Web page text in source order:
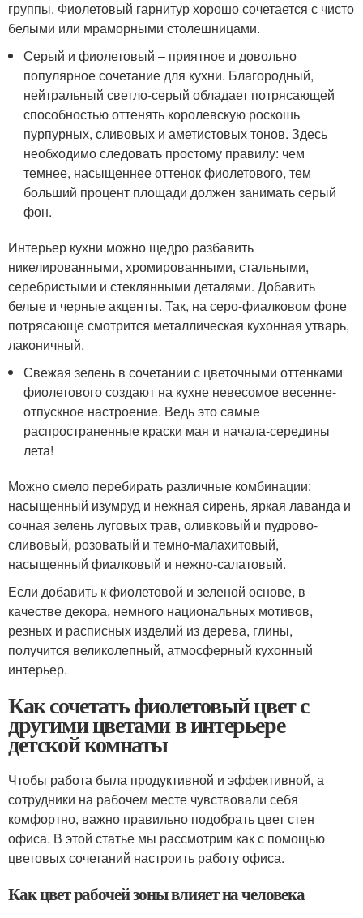
группы. Фиолетовый гарнитур хорошо сочетается с чисто
белыми или мраморными столешницами.
Серый и фиолетовый – приятное и довольно
популярное сочетание для кухни. Благородный,
нейтральный светло-серый обладает потрясающей
способностью оттенять королевскую роскошь
пурпурных, сливовых и аметистовых тонов. Здесь
необходимо следовать простому правилу: чем
темнее, насыщеннее оттенок фиолетового, тем
больший процент площади должен занимать серый
фон.
Интерьер кухни можно щедро разбавить
никелированными, хромированными, стальными,
серебристыми и стеклянными деталями. Добавить
белые и черные акценты. Так, на серо-фиалковом фоне
потрясающе смотрится металлическая кухонная утварь,
лаконичный.
Свежая зелень в сочетании с цветочными оттенками
фиолетового создают на кухне невесомое весенне-
отпускное настроение. Ведь это самые
распространенные краски мая и начала-середины
лета!
Можно смело перебирать различные комбинации:
насыщенный изумруд и нежная сирень, яркая лаванда и
сочная зелень луговых трав, оливковый и пудрово-
сливовый, розоватый и темно-малахитовый,
насыщенный фиалковый и нежно-салатовый.
Если добавить к фиолетовой и зеленой основе, в
качестве декора, немного национальных мотивов,
резных и расписных изделий из дерева, глины,
получится великолепный, атмосферный кухонный
интерьер.
Как сочетать фиолетовый цвет с
другими цветами в интерьере
детской комнаты
Чтобы работа была продуктивной и эффективной, а
сотрудники на рабочем месте чувствовали себя
комфортно, важно правильно подобрать цвет стен
офиса. В этой статье мы рассмотрим как с помощью
цветовых сочетаний настроить работу офиса.
Как цвет рабочей зоны влияет на человека